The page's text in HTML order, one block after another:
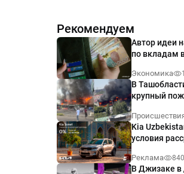
Рекомендуем
Автор идеи
по вкладам
Экономика
В
крупный
Kia
условия
годовых
Реклама
В Джизаке в